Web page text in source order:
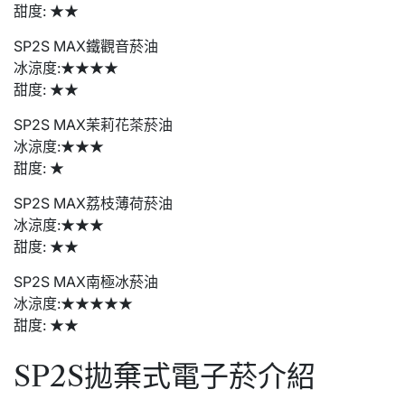
甜度: ★★
SP2S MAX鐵觀音菸油
冰涼度:★★★★
甜度: ★★
SP2S MAX茉莉花茶菸油
冰涼度:★★★
甜度: ★
SP2S MAX荔枝薄荷菸油
冰涼度:★★★
甜度: ★★
SP2S MAX南極冰菸油
冰涼度:★★★★★
甜度: ★★
SP2S拋棄式電子菸介紹